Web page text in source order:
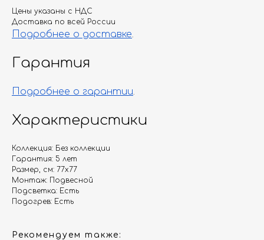
Цены указаны с НДС
Доставка по всей России
Подробнее о доставке.
Гарантия
Подробнее о гарантии.
Характеристики
Коллекция: Без коллекции
Гарантия: 5 лет
Размер, см: 77х77
Монтаж: Подвесной
Подсветка: Есть
Подогрев: Есть
Рекомендуем также: